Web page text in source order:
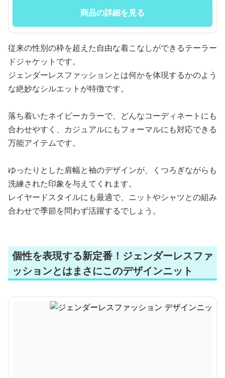
商品の詳細を見る
従来の性別の枠を超えた自由な着こなしができるテーラー
ドジャケットです。
ジェンダーレスファッションとは何かを体現するかのよう
な絶妙なシルエットが特徴です。
落ち着いたネイビーカラーで、どんなコーディネートにも
合わせやすく、カジュアルにもフォーマルにも対応できる
万能アイテムです。
ゆったりとした肩幅と袖のデザインが、くつろぎながらも
洗練された印象を与えてくれます。
レイヤードスタイルにも最適で、ニットやシャツとの組み
合わせで季節を問わず活躍するでしょう。
個性を表現する新定番！ジェンダーレスファ
ッションとはまさにこのデザインニット